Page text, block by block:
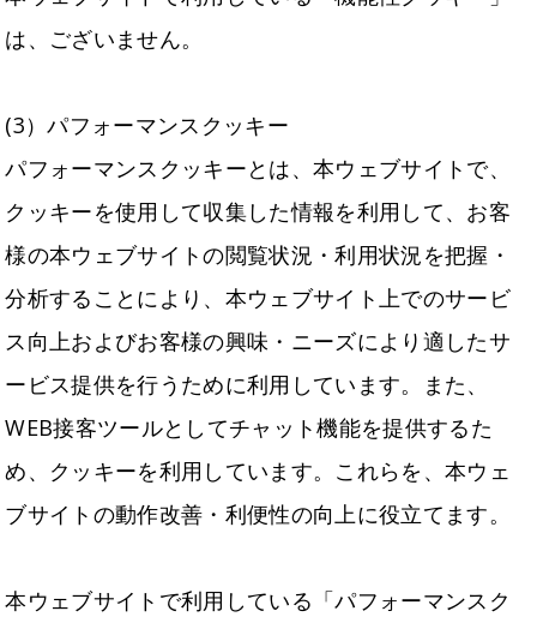
は、ございません。
(3）パフォーマンスクッキー
パフォーマンスクッキーとは、本ウェブサイトで、
クッキーを使用して収集した情報を利用して、お客
様の本ウェブサイトの閲覧状況・利用状況を把握・
分析することにより、本ウェブサイト上でのサービ
ス向上およびお客様の興味・ニーズにより適したサ
ービス提供を行うために利用しています。また、
WEB接客ツールとしてチャット機能を提供するた
め、クッキーを利用しています。これらを、本ウェ
ブサイトの動作改善・利便性の向上に役立てます。
本ウェブサイトで利用している「パフォーマンスク